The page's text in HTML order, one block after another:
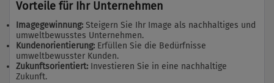
Vorteile für Ihr Unternehmen
Imagegewinnung: Steigern Sie Ihr Image als nachhaltiges und
umweltbewusstes Unternehmen.
Kundenorientierung: Erfüllen Sie die Bedürfnisse
umweltbewusster Kunden.
Zukunftsorientiert: Investieren Sie in eine nachhaltige
Zukunft.